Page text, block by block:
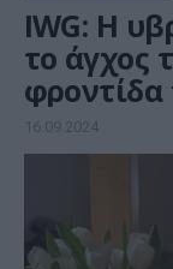
IWG: Η
το άγχος
καλοκαίρι
16.09.2024